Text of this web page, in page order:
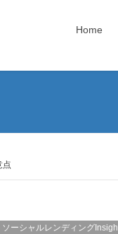
Home
点
ソーシャルレンディング